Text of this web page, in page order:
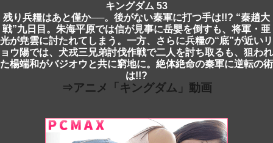
キングダム 53
残り兵糧はあと僅か──。後がない秦軍に打つ手は!!? “秦趙大
戦”九日目。朱海平原では信が見事に岳嬰を倒すも、将軍・亜
光が尭雲に討たれてしまう。一方、さらに兵糧の“底”が近いリ
ョウ陽では、犬戎三兄弟討伐作戦で二人を討ち取るも、狙われ
た楊端和がバジオウと共に窮地に。絶体絶命の秦軍に逆転の術
は!!?
⇒アニメ「キングダム」動画